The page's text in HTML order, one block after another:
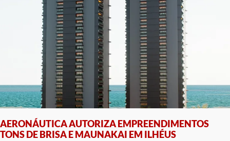
AERONÁUTICA AUTORIZA EMPREENDIMENTOS
TONS DE BRISA E MAUNAKAI EM ILHÉUS